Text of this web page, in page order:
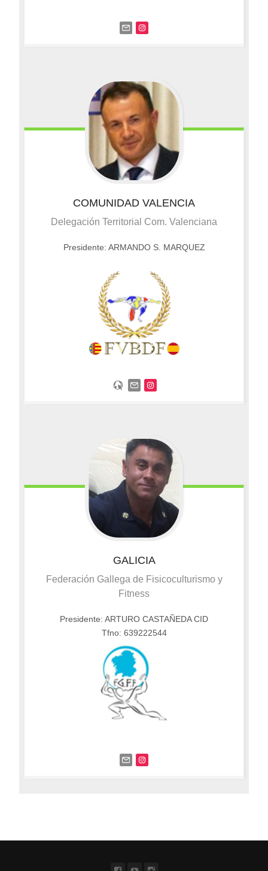
COMUNIDAD VALENCIA
Delegación Territorial Com. Valenciana
Presidente: ARMANDO S. MARQUEZ
GALICIA
Federación Gallega de Fisicoculturismo y
Fitness
Presidente: ARTURO CASTAÑEDA CID
Tfno: 639222544